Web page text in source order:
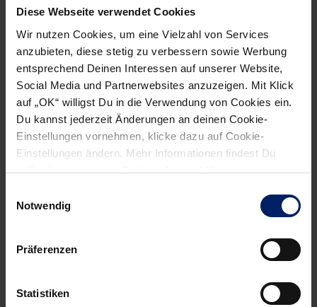
Diese Webseite verwendet Cookies
Wir nutzen Cookies, um eine Vielzahl von Services
anzubieten, diese stetig zu verbessern sowie Werbung
entsprechend Deinen Interessen auf unserer Website,
Social Media und Partnerwebsites anzuzeigen. Mit Klick
auf „OK“ willigst Du in die Verwendung von Cookies ein.
Du kannst jederzeit Änderungen an deinen Cookie-
Einstellungen vornehmen, klicke dazu auf Cookie-
Einstellungen ändern. Mehr Informationen findest Du
außerdem in unsererDatenschutzerklärung.
Notwendig
Präferenzen
Statistiken
gestartet sind, haben sich schnell wieder gefangen und
konnten die nachfolgenden Spiele alle für sich entscheiden.
Obwohl das Trainergespann Daniel Meyer/Tobias Knaus in
den Spielen oft mit Personalproblemen zu kämpfen hatte,
zeigten gerade die Erfolge in Bittenfeld und gegen HABO
Bottwar, dass sich das neuformierte Team immer besser
findet.
nehmen damit den dritten Tabellenrang hinter Göppingen
auf die neue Aufgabe wieder intensiv vorbereiten, damit die
genommen wird. Er möchte gerne sehen, dass sich die
Mannschaft von Partie zu Partie weiterentwickelt.